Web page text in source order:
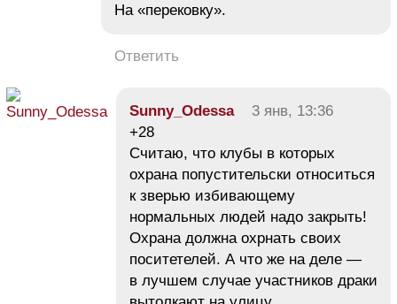
На «перековку».
Ответить
Sunny_Odessa
3 янв, 13:36
+28
Считаю, что клубы в которых
охрана попустительски относиться
к зверью избивающему
нормальных людей надо закрыть!
Охрана должна охрнать своих
поситетелей. А что же на деле —
в лучшем случае участников драки